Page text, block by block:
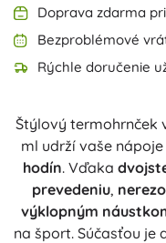
Doprava zdarma
Bezproblémové
Rýchle doručenie
Štýlový termohrnček
ml udrží vaše nápoje
hodín. Vďaka
prevedeniu,
výklopným
na šport. Súčasťou je